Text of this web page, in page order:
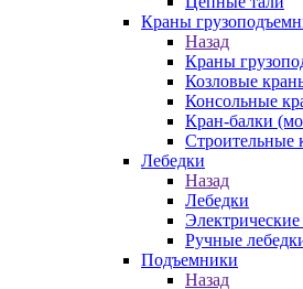
Краны
Назад
Краны
Козловые
Консольные
Кран-балки
Строительные
Лебедки
Назад
Лебедки
Электрические
Ручные
Подъемники
Назад